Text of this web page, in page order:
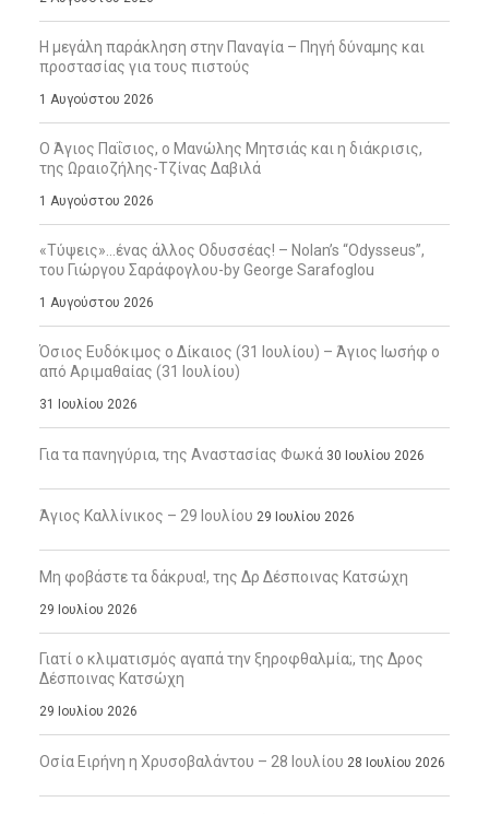
Η μεγάλη παράκληση στην Παναγία – Πηγή δύναμης και
προστασίας για τους πιστούς
1 Αυγούστου 2026
Ο Άγιος Παΐσιος, ο Μανώλης Μητσιάς και η διάκρισις,
της Ωραιοζήλης-Τζίνας Δαβιλά
1 Αυγούστου 2026
«Τύψεις»…ένας άλλος Οδυσσέας! – Nolan’s “Odysseus”,
του Γιώργου Σαράφογλου-by George Sarafoglou
1 Αυγούστου 2026
Όσιος Ευδόκιμος ο Δίκαιος (31 Ιουλίου) – Άγιος Ιωσήφ ο
από Αριμαθαίας (31 Ιουλίου)
31 Ιουλίου 2026
Για τα πανηγύρια, της Αναστασίας Φωκά 30 Ιουλίου 2026
Άγιος Καλλίνικος – 29 Ιουλίου 29 Ιουλίου 2026
Μη φοβάστε τα δάκρυα!, της Δρ Δέσποινας Κατσώχη
29 Ιουλίου 2026
Γιατί ο κλιματισμός αγαπά την ξηροφθαλμία;, της Δρος
Δέσποινας Κατσώχη
29 Ιουλίου 2026
Οσία Ειρήνη η Χρυσοβαλάντου – 28 Ιουλίου 28 Ιουλίου 2026